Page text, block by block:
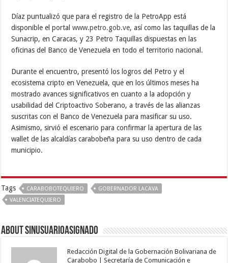
Díaz puntualizó que para el registro de la PetroApp está
disponible el portal www.petro.gob.ve, así como las taquillas de la
Sunacrip, en Caracas, y 23 Petro Taquillas dispuestas en las
oficinas del Banco de Venezuela en todo el territorio nacional.
Durante el encuentro, presentó los logros del Petro y el
ecosistema cripto en Venezuela, que en los últimos meses ha
mostrado avances significativos en cuanto a la adopción y
usabilidad del Criptoactivo Soberano, a través de las alianzas
suscritas con el Banco de Venezuela para masificar su uso.
Asimismo, sirvió el escenario para confirmar la apertura de las
wallet de las alcaldías carabobeña para su uso dentro de cada
municipio.
Tags CARABOBOTEQUIERO
GOBERNADOR LACAVA
VALENCIATEQUIERO
About sinusuarioasignado
Redacción Digital de la Gobernación Bolivariana de
Carabobo | Secretaría de Comunicación e